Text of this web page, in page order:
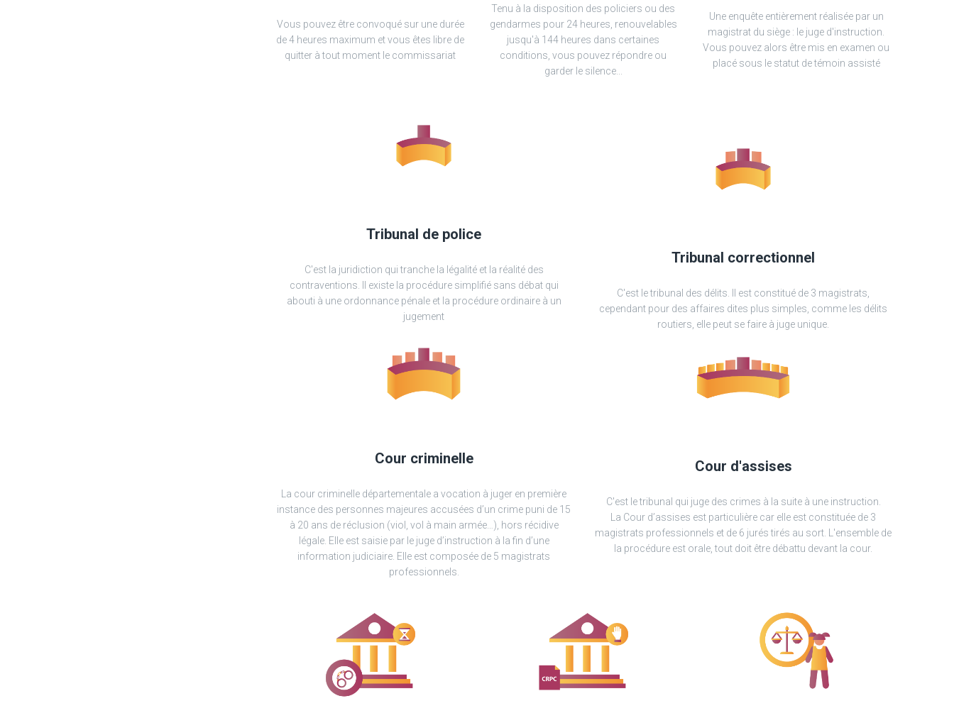
Vous pouvez être convoqué sur une durée
de 4 heures maximum et vous êtes libre de
quitter à tout moment le commissariat
Tenu à la disposition des policiers ou des
gendarmes pour 24 heures, renouvelables
jusqu'à 144 heures dans certaines
conditions, vous pouvez répondre ou
garder le silence...
Une enquête entièrement réalisée par un
magistrat du siège : le juge d'instruction.
Vous pouvez alors être mis en examen ou
placé sous le statut de témoin assisté
Tribunal de police
C'est la juridiction qui tranche la légalité et la réalité des
contraventions. Il existe la procédure simplifié sans débat qui
abouti à une ordonnance pénale et la procédure ordinaire à un
jugement
Cour criminelle
La cour criminelle départementale a vocation à juger en première
instance des personnes majeures accusées d’un crime puni de 15
à 20 ans de réclusion (viol, vol à main armée…), hors récidive
légale. Elle est saisie par le juge d’instruction à la fin d’une
information judiciaire. Elle est composée de 5 magistrats
professionnels.
Tribunal correctionnel
C'est le tribunal des délits. Il est constitué de 3 magistrats,
cependant pour des affaires dites plus simples, comme les délits
routiers, elle peut se faire à juge unique.
Cour d'assises
C'est le tribunal qui juge des crimes à la suite à une instruction.
La Cour d’assises est particulière car elle est constituée de 3
magistrats professionnels et de 6 jurés tirés au sort. L'ensemble de
la procédure est orale, tout doit être débattu devant la cour.